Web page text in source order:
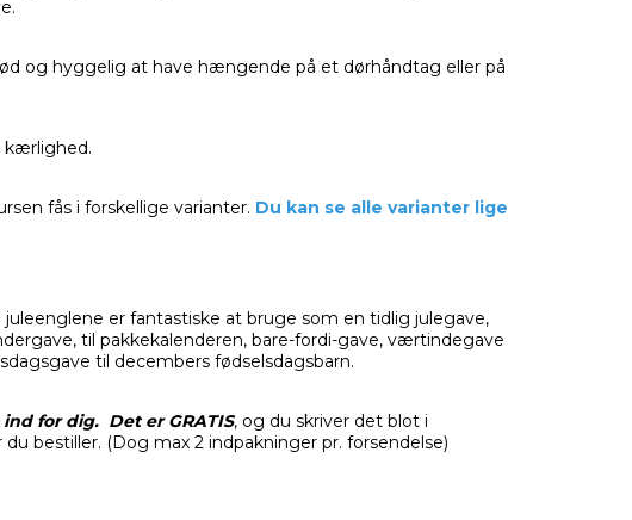
og hyggelig at have hængende på et dørhåndtag eller på
kærlighed.
fås i forskellige varianter. Du kan se alle varianter lige
juleenglene er fantastiske at bruge som en tidlig julegave,
til pakkekalenderen, bare-fordi-gave, værtindegave
til decembers fødselsdagsbarn.
for dig. Det er GRATIS, og du skriver det blot i
bestiller. (Dog max 2 indpakninger pr. forsendelse)